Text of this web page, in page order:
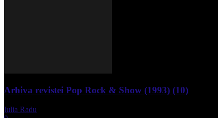
Arhiva revistei Pop Rock & Show (1993) (10)
Iulia Radu